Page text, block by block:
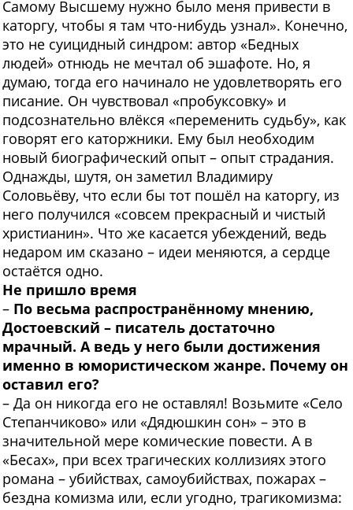
Самому Высшему нужно было меня привести в
каторгу, чтобы я там что-нибудь узнал». Конечно,
это не суицидный синдром: автор «Бедных
людей» отнюдь не мечтал об эшафоте. Но, я
думаю, тогда его начинало не удовлетворять его
писание. Он чувствовал «пробуксовку» и
подсознательно влёкся «переменить судьбу», как
говорят его каторжники. Ему был необходим
новый биографический опыт – опыт страдания.
Однажды, шутя, он заметил Владимиру
Соловьёву, что если бы тот пошёл на каторгу, из
него получился «совсем прекрасный и чистый
христианин». Что же касается убеждений, ведь
недаром им сказано – идеи меняются, а сердце
остаётся одно.
Не пришло время
– По весьма распространённому мнению,
Достоевский – писатель достаточно
мрачный. А ведь у него были достижения
именно в юмористическом жанре. Почему он
оставил его?
– Да он никогда его не оставлял! Возьмите «Село
Степанчиково» или «Дядюшкин сон» – это в
значительной мере комические повести. А в
«Бесах», при всех трагических коллизиях этого
романа – убийствах, самоубийствах, пожарах –
бездна комизма или, если угодно, трагикомизма: